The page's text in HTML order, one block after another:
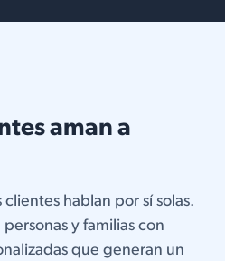
aman a
clientes hablan por sí solas.
y familias con
que generan un